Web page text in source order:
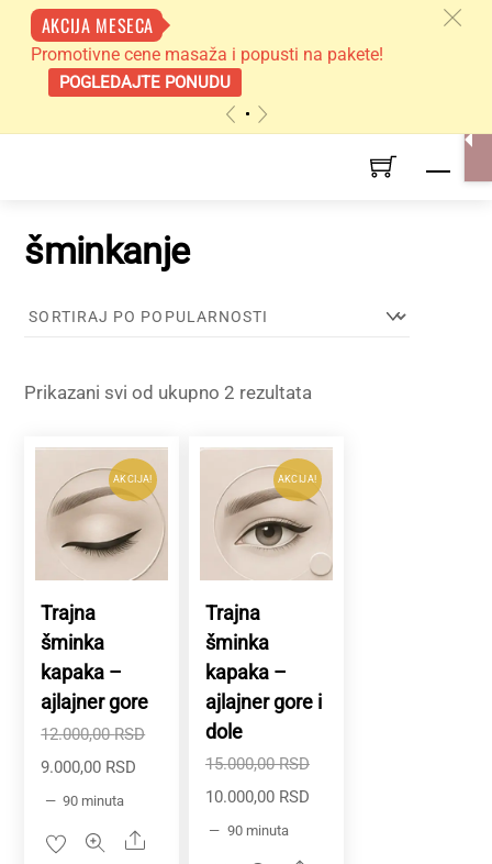
AKCIJA MESECA
Promotivne cene masaža i popusti na pakete!
POGLEDAJTE PONUDU
c
šminkanje
Prikazani svi od ukupno 2 rezultata
popularnosti
AKCIJA!
Trajna
šminka
kapaka –
ajlajner gore
12.000,00RSD
Originalna
9.000,00 RSD
je:
90 minuta
Share
AKCIJA!
Trajna
šminka
kapaka –
ajlajner gore i
dole
15.000,00RSD
10.000,00 RSDTrenutna
90 minuta